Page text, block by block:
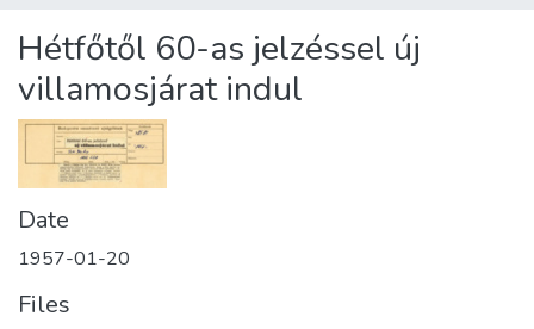
About us
Hétfőtől 60-as jelzéssel új
villamosjárat indul
Date
1957-01-20
Files